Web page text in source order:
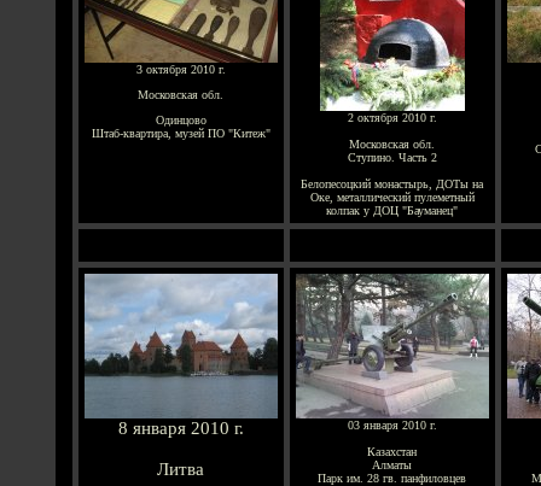
3 октября 2010 г.
Московская обл.
Одинцово
Штаб-квартира, музей ПО "Китеж"
2 октября 2010 г.
Московская обл.
Ступино. Часть 2
Белопесоцкий монастырь, ДОТы на
Оке, металлический пулеметный
колпак у ДОЦ "Бауманец"
8 января 2010 г.
Литва
03 января 2010 г.
Казахстан
Алматы
Парк им. 28 гв. панфиловцев